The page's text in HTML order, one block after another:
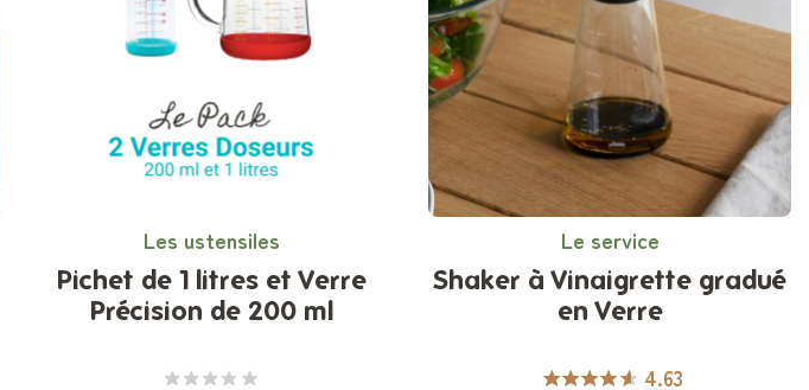
Les ustensiles
Pichet de 1 litres et Verre
Précision de 200 ml
Le service
Shaker à Vinaigrette gradué
en Verre
4.63